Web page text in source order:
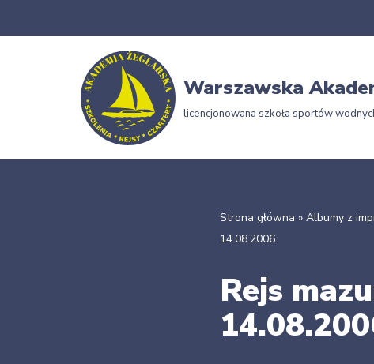
Warszawska
licencjonowana szkoła sportów
Strona główna » Albumy z
14.08.2006
Rejs